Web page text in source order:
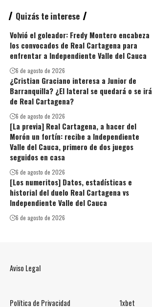
Quizás te interese
Volvió el goleador: Fredy Montero encabeza
los convocados de Real Cartagena para
enfrentar a Independiente Valle del Cauca
6 de agosto de 2026
¿Cristian Graciano interesa a Junior de
Barranquilla? ¿El lateral se quedará o se irá
de Real Cartagena?
6 de agosto de 2026
[La previa] Real Cartagena, a hacer del
Morón un fortín: recibe a Independiente
Valle del Cauca, primero de dos juegos
seguidos en casa
6 de agosto de 2026
[Los numeritos] Datos, estadísticas e
historial del duelo Real Cartagena vs
Independiente Valle del Cauca
6 de agosto de 2026
Aviso Legal
Política de Privacidad 1xbet